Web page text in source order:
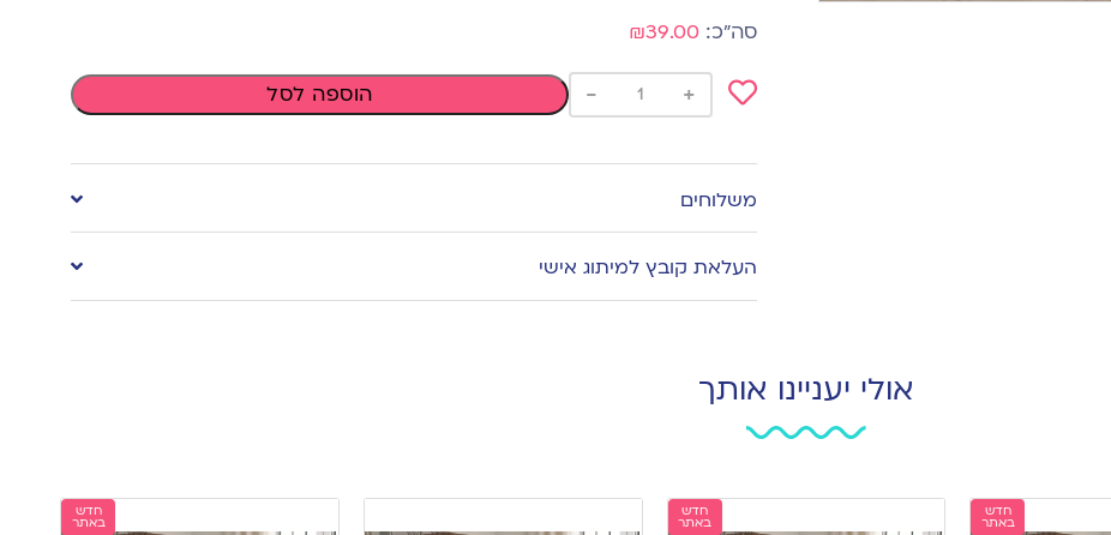
₪39.00
to
wishlist
+
- הוספה לסל
משלוחים
העלאת קובץ למיתוג אישי
אולי יעניינו אותך
חדש
באתר
חדש
באתר
חדש
באתר